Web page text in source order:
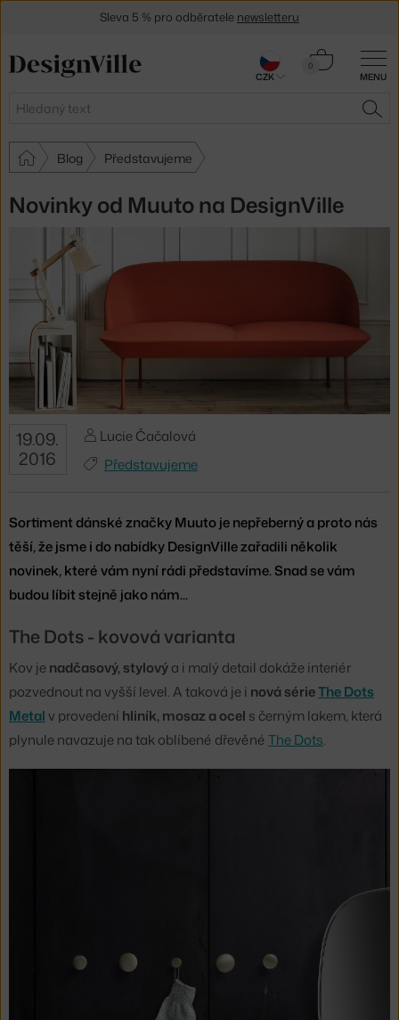
MENU
Hledat
0
Košík
Blog Představujeme
Novinky od Muuto na DesignVille
19.09.
2016
Lucie Čačalová
Představujeme
Sortiment dánské značky Muuto je nepřeberný a proto nás
těší, že jsme i do nabídky DesignVille zařadili několik
novinek, které vám nyní rádi představíme. Snad se vám
budou líbit stejně jako nám...
The Dots - kovová varianta
Kov jenadčasový, stylovýa i malý detail dokáže interiér
pozvednout na vyšší level. A taková je i nová sérieThe Dots
Metalv provedení hliník, mosaz a ocel s černým lakem, která
plynule navazuje na tak oblíbené dřevěnéThe Dots.
Sleva 5 % pro odběratele newsletteru
CZK